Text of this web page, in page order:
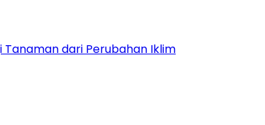
Tanaman dari Perubahan Iklim